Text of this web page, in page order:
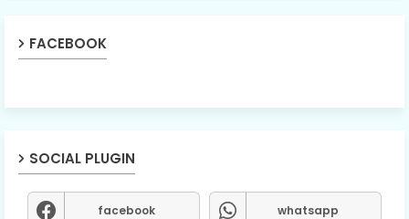
FACEBOOK
SOCIAL PLUGIN
facebook whatsapp